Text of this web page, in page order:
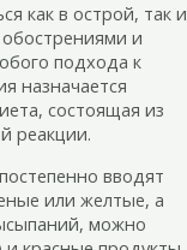
как в острой, так и
и
подхода к
назначается
состоящая из
реакции.
вводят
или желтые, а
можно